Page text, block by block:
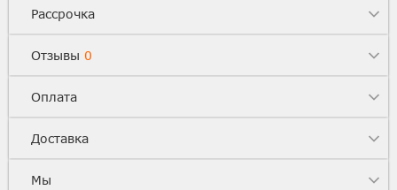
Рассрочка
Отзывы 0
Оплата
Доставка
Мы